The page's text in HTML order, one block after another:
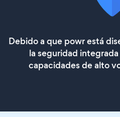
Debido a que powr está
la seguridad
capacidades de alto